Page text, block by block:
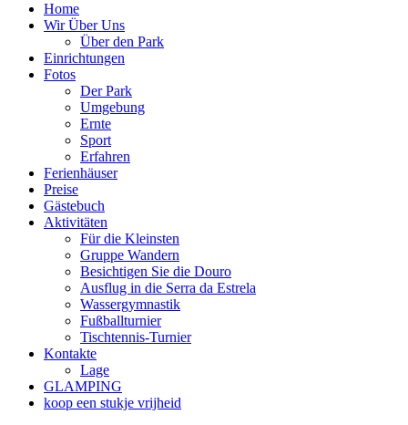
Home
Wir Über Uns
Über den Park
Einrichtungen
Fotos
Der Park
Umgebung
Ernte
Sport
Erfahren
Ferienhäuser
Preise
Gästebuch
Aktivitäten
Für die Kleinsten
Gruppe Wandern
Besichtigen Sie die Douro
Ausflug in die Serra da Estrela
Wassergymnastik
Fußballturnier
Tischtennis-Turnier
Kontakte
Lage
GLAMPING
koop een stukje vrijheid